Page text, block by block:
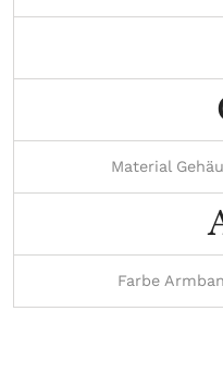
Material
Farbe